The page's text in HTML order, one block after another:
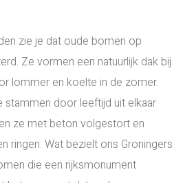
zie je dat oude bomen op
Ze vormen een natuurlijk dak bij
lommer en koelte in de zomer.
stammen door leeftijd uit elkaar
ze met beton volgestort en
ringen. Wat bezielt ons Groningers
die een rijksmonument